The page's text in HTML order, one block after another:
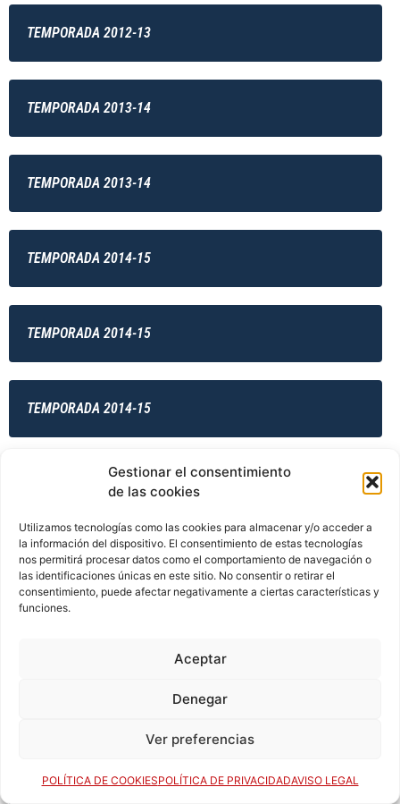
Gestionar el consentimiento
de las cookies
Utilizamos tecnologías como las cookies para almacenar y/o acceder a
la información del dispositivo. El consentimiento de estas tecnologías
nos permitirá procesar datos como el comportamiento de navegación o
las identificaciones únicas en este sitio. No consentir o retirar el
consentimiento, puede afectar negativamente a ciertas características y
funciones.
Aceptar
Denegar
Ver preferencias
POLÍTICA DE COOKIESPOLÍTICA DE PRIVACIDADAVISO LEGAL
TEMPORADA 2012-13
TEMPORADA 2013-14
TEMPORADA 2013-14
TEMPORADA 2014-15
TEMPORADA 2014-15
TEMPORADA 2014-15
TEMPORADA 2014-15
TEMPORADA 2014-15
TEMPORADA 2015-16